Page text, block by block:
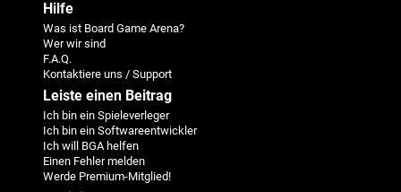
Hilfe
Was ist Board Game Arena?
Wer wir sind
F.A.Q.
Kontaktiere uns / Support
Leiste einen Beitrag
Ich bin ein Spieleverleger
Ich bin ein Softwareentwickler
Ich will BGA helfen
Einen Fehler melden
Werde Premium-Mitglied!